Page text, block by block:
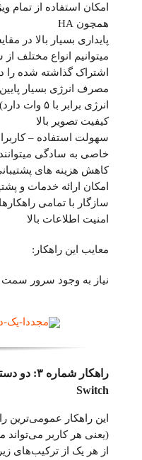
امکان استفاده از تمام
همچون HA
پایداری بسیار بالا در
میتوانیم انواع مختلف
اشتراک گذاشته شده را
انرژی برابر با ۵ وات دارد)
کیفیت تصویر بالا
سهولت استفاده –
خاصی به سادگی میتوانند
کاهش هزینه های
امکان ارائه خدمات و
سازگار با تمامی
امنیت اطلاعات بالا
معایب این راهکار:
نیاز به وجود سرور
Switch
این راهکار عمومی‌ترین
(یعنی هر کاربر
از هر یک از ترکیب‌های